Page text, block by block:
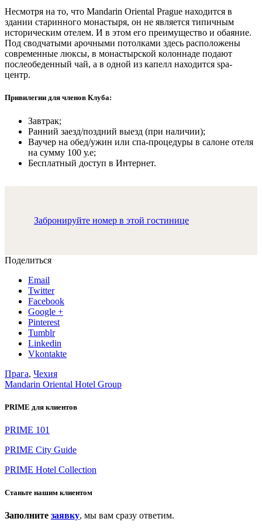
Несмотря на то, что Mandarin Oriental Prague находится в
здании старинного монастыря, он не является типичным
историческим отелем. И в этом его преимущество и обаяние.
Под сводчатыми арочными потолками здесь расположены
современные люксы, в монастырской колоннаде подают
послеобеденный чай, а в одной из капелл находится spa-
центр.
Привилегии для членов Клуба:
Завтрак;
Ранний заезд/поздний выезд (при наличии);
Ваучер на обед/ужин или спа-процедуры в салоне отеля
на сумму 100 у.е;
Бесплатный доступ в Интернет.
Забронируйте номер в этой гостинице
Поделиться
Email
Twitter
Facebook
Google +
Pinterest
Tumblr
Linkedin
Vkontakte
Прага, Чехия
Mandarin Oriental Hotel Group
PRIME для клиентов
PRIME 101
PRIME City Guide
PRIME Hotel Collection
Станьте нашим клиентом
Заполните заявку, мы вам сразу ответим.